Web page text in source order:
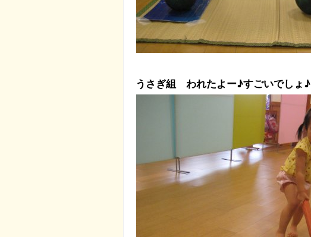
うさぎ組 われたよー♪すごいでしょ♪